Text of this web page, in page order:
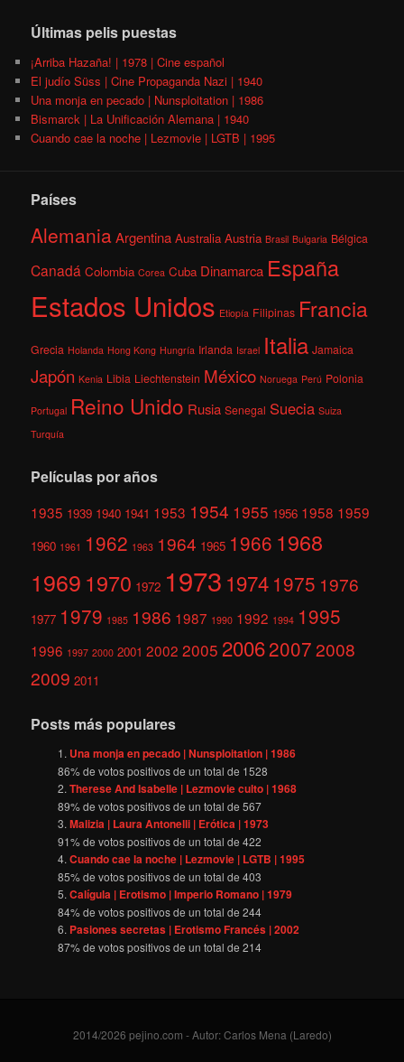
Últimas pelis puestas
¡Arriba Hazaña! | 1978 | Cine español
El judío Süss | Cine Propaganda Nazi | 1940
Una monja en pecado | Nunsploitation | 1986
Bismarck | La Unificación Alemana | 1940
Cuando cae la noche | Lezmovie | LGTB | 1995
Países
AlemaniaArgentina Australia Austria Brasil Bulgaria Bélgica
Canadá Colombia Corea Cuba Dinamarca España
Estados Unidos Etiopía Filipinas Francia
Grecia Holanda Hong Kong Hungría Irlanda Israel Italia Jamaica
Japón Kenia Libia Liechtenstein México Noruega Perú Polonia
Portugal Reino Unido Rusia Senegal Suecia Suiza
Turquía
Películas por años
1935 1939 1940 1941 1953 1954 1955 1956 1958 1959
1960 1961 1962 1963 1964 1965 1966 1968
1969 1970 1972 1973 1974 1975 1976
1977 1979 1985 1986 1987 1990 1992 1994 1995
1996 1997 2000 2001 2002 2005 200620072008
2009 2011
Posts más populares
Una monja en pecado | Nunsploitation | 1986
86% de votos positivos de un total de 1528
Therese And Isabelle | Lezmovie culto | 1968
89% de votos positivos de un total de567
Malizia | Laura Antonelli | Erótica | 1973
91% de votos positivos de un total de422
Cuando cae la noche | Lezmovie | LGTB | 1995
85% de votos positivos de un total de403
Calígula | Erotismo | Imperio Romano | 1979
84% de votos positivos de un total de244
Pasiones secretas | Erotismo Francés | 2002
87% de votos positivos de un total de214
2014/2026 pejino.com - Autor: Carlos Mena (Laredo)